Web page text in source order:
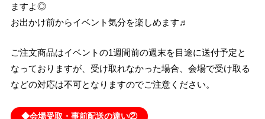
ますよ◎
お出かけ前からイベント気分を楽しめます♬
ご注文商品はイベントの1週間前の週末を目途に送付予定と
なっておりますが、受け取れなかった場合、会場で受け取る
などの対応は不可となりますのでご注意ください。
◆会場受取・事前配送の違い②